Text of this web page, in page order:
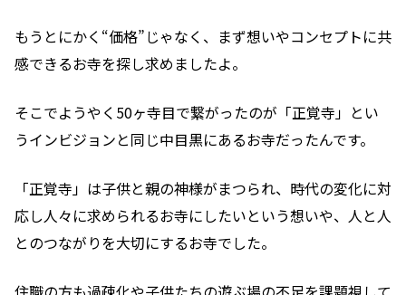
もうとにかく“価格”じゃなく、まず想いやコンセプトに共
感できるお寺を探し求めましたよ。
そこでようやく50ヶ寺目で繋がったのが「正覚寺」とい
うインビジョンと同じ中目黒にあるお寺だったんです。
「正覚寺」は子供と親の神様がまつられ、時代の変化に対
応し人々に求められるお寺にしたいという想いや、人と人
とのつながりを大切にするお寺でした。